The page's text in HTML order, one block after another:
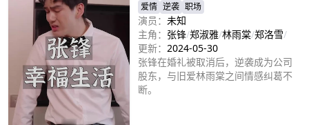
爱情 逆袭 职场
演员： 未知
主角： 张锋/郑淑雅/林雨棠/郑洛雪/
更新： 2024-05-30
张锋在婚礼被取消后，逆袭成为公司
股东，与旧爱林雨棠之间情感纠葛不
断。